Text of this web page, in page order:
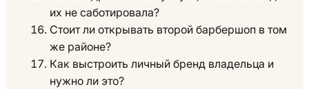
их не саботировала?
Стоит ли открывать второй барбершоп в том
же районе?
Как выстроить личный бренд владельца и
нужно ли это?